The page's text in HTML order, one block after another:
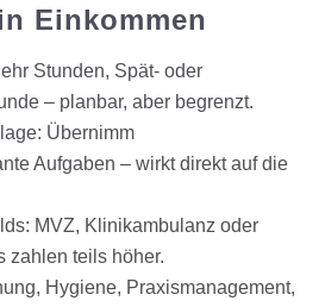
Einkommen
Stunden, Spät- oder
– planbar, aber begrenzt.
Übernimm
Aufgaben – wirkt direkt auf die
MVZ, Klinikambulanz oder
zahlen teils höher.
Hygiene, Praxismanagement,